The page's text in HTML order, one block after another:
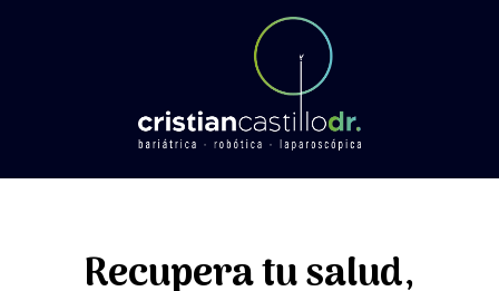
Recupera tu salud,